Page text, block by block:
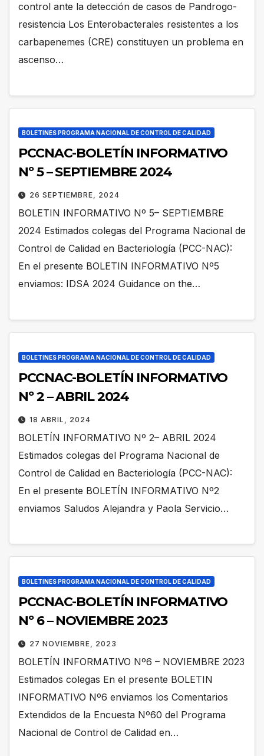
control ante la detección de casos de Pandrogo-
resistencia Los Enterobacterales resistentes a los
carbapenemes (CRE) constituyen un problema en
ascenso…
BOLETINES PROGRAMA NACIONAL DE CONTROL DE CALIDAD
PCCNAC-BOLETÍN INFORMATIVO
Nº 5 – SEPTIEMBRE 2024
26 SEPTIEMBRE, 2024
BOLETIN INFORMATIVO Nº 5– SEPTIEMBRE
2024 Estimados colegas del Programa Nacional de
Control de Calidad en Bacteriología (PCC-NAC):
En el presente BOLETIN INFORMATIVO Nº5
enviamos: IDSA 2024 Guidance on the…
BOLETINES PROGRAMA NACIONAL DE CONTROL DE CALIDAD
PCCNAC-BOLETÍN INFORMATIVO
Nº 2 – ABRIL 2024
18 ABRIL, 2024
BOLETÍN INFORMATIVO Nº 2– ABRIL 2024
Estimados colegas del Programa Nacional de
Control de Calidad en Bacteriología (PCC-NAC):
En el presente BOLETÍN INFORMATIVO Nº2
enviamos Saludos Alejandra y Paola Servicio…
BOLETINES PROGRAMA NACIONAL DE CONTROL DE CALIDAD
PCCNAC-BOLETÍN INFORMATIVO
Nº 6 – NOVIEMBRE 2023
27 NOVIEMBRE, 2023
BOLETÍN INFORMATIVO Nº6 – NOVIEMBRE 2023
Estimados colegas En el presente BOLETIN
INFORMATIVO Nº6 enviamos los Comentarios
Extendidos de la Encuesta Nº60 del Programa
Nacional de Control de Calidad en…